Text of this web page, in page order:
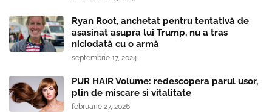
Ryan Root, anchetat pentru tentativă de
asasinat asupra lui Trump, nu a tras
niciodată cu o armă
septembrie 17, 2024
PUR HAIR Volume: redescopera parul usor,
plin de miscare si vitalitate
februarie 27, 2026